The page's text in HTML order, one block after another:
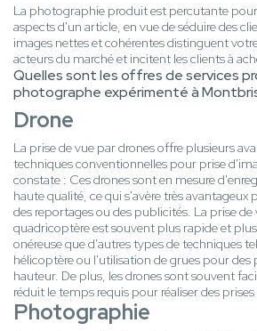
La photographie produit est percutante
aspects d'un article, en vue de séduire des
images nettes et cohérentes distinguent
acteurs du marché et incitent les clients à
Quelles sont les offres de services
photographe expérimenté à
Drone
La prise de vue par drones offre plusieurs
techniques conventionnelles pour prise
constate : Ces drones sont en mesure
haute qualité, ce qui s'avère très avantageux
des reportages ou des publicités. La prise de
quadricoptère est souvent plus rapide et
onéreuse que d'autres types de techniques
hélicoptère ou l'utilisation de grues pour des
hauteur. De plus, les drones sont souvent
réduit le temps requis pour réaliser des prises
Photographie